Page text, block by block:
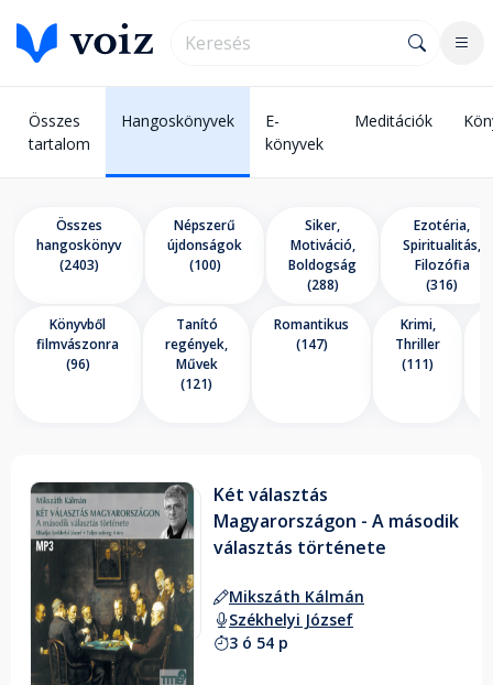
Összes
tartalom
Hangoskönyvek
E-
könyvek
Meditációk
Összes
hangoskönyv
(2403)
Népszerű
újdonságok
(100)
Siker,
Motiváció,
Boldogság
(288)
Ezotéria,
Spiritualitás,
Filozófia
(316)
Könyvből
filmvászonra
(96)
Tanító
regények,
Művek
(121)
Romantikus
(147)
Krimi,
Thriller
(111)
Két választás
Magyarországon - A második
választás története
Mikszáth Kálmán
Székhelyi József
3 ó 54 p